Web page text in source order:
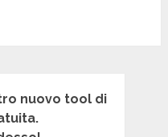
nuovo tool di